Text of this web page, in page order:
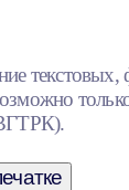
текстовых,